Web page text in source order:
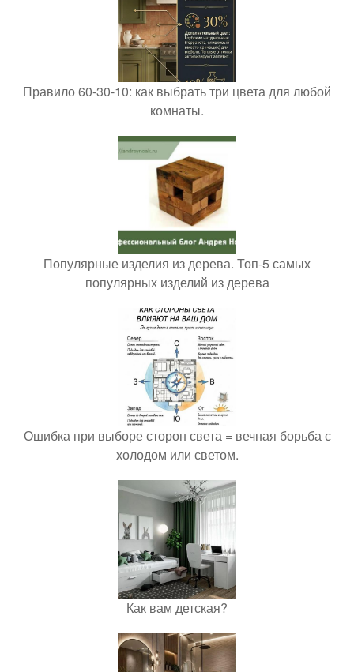
Правило 60-30-10: как выбрать три цвета для любой
комнаты.
Популярные изделия из дерева. Топ-5 самых
популярных изделий из дерева
Ошибка при выборе сторон света = вечная борьба с
холодом или светом.
Как вам детская?